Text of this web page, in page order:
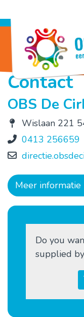
Onderwijs
Opvang
SAAM*
Contact
Contact
OBS De
Wislaan 221
0413 256659
Meer
Do you
supplied by